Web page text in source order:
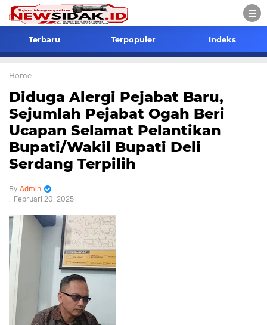
Terbaru Terpopuler Indeks
Home
Diduga Alergi Pejabat Baru,
Sejumlah Pejabat Ogah Beri
Ucapan Selamat Pelantikan
Bupati/Wakil Bupati Deli
Serdang Terpilih
Admin
Februari 20, 2025